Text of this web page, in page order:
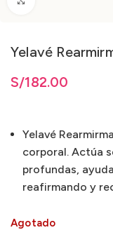
Yelavé
S/182.00
Yelavé
corporal. Actúa
profundas,
reafirmando y
Agotado